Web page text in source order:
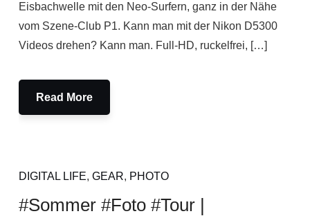
Eisbachwelle mit den Neo-Surfern, ganz in der Nähe
vom Szene-Club P1. Kann man mit der Nikon D5300
Videos drehen? Kann man. Full-HD, ruckelfrei, […]
Read More
DIGITAL LIFE, GEAR, PHOTO
#Sommer #Foto #Tour |